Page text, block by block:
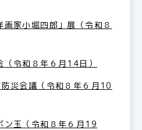
画家小堀四郎」展（令和８
令和８年６月14日）
災会議（令和８年６月10
ン玉（令和８年６月19